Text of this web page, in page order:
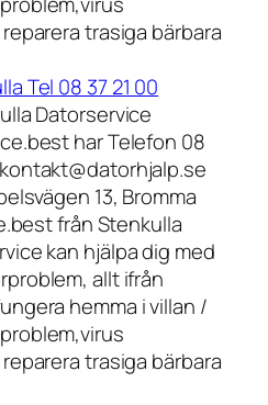
trasiga bärbara
Tel 08 37 21 00
Datorservice
har Telefon 08
13, Bromma
från Stenkulla
kan hjälpa dig med
allt ifrån
hemma i villan /
trasiga bärbara